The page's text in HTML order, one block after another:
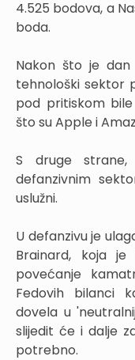
4.525 bodova, a
boda.
Nakon što je
tehnološki sektor
pod pritiskom
što su Apple i
S druge
defanzivnim
uslužni.
U defanzivu je
Brainard, koja
povećanje
Fedovih bilanci
dovela u
slijedit će i dalje
potrebno.